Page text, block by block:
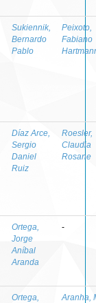
Sukiennik,
Bernardo
Pablo
Peixoto,
Fabiano
Díaz Arce,
Sergio
Daniel
Ruiz
Roesler,
Claudia
Rosane
Ortega,
Jorge
Aníbal
Aranda
-
Ortega,
Aranha,